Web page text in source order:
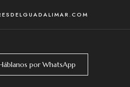
por WhatsApp